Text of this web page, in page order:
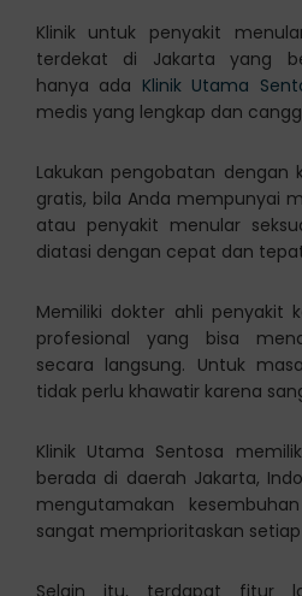
Klinik untuk penyakit
terdekat di Jakarta yang
hanya ada Klinik Utama
medis yang lengkap dan
Lakukan pengobatan dengan
gratis, bila Anda mempunyai
atau penyakit menular
diatasi dengan cepat dan
Memiliki dokter ahli penyakit
profesional yang bisa
secara langsung. Untuk
tidak perlu khawatir karena
Klinik Utama Sentosa
berada di daerah Jakarta,
mengutamakan
sangat memprioritaskan setiap
Selain itu, terdapat fitur